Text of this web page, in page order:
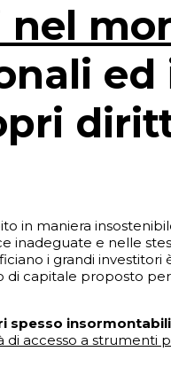
nel
in maniera
inadeguate e nelle
i grandi investitori
di capitale proposto
spesso insormontabili
accesso a strumenti